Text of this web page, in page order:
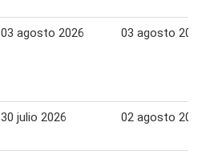
03 agosto 2026 03 agosto 2026
30 julio 2026 02 agosto 2026